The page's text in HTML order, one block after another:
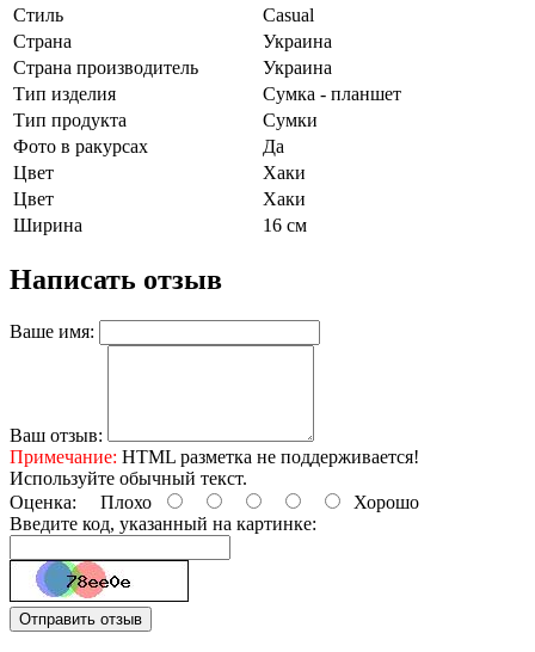
Стиль
Casual
Страна
Украина
Страна производитель
Украина
Тип изделия
Сумка - планшет
Тип продукта
Сумки
Фото в ракурсах
Да
Цвет
Хаки
Цвет
Хаки
Ширина
16 см
Написать отзыв
Ваше имя:
Ваш отзыв:
Примечание: HTML разметка не поддерживается!
Используйте обычный текст.
Оценка: Плохо
Хорошо
Введите код, указанный на картинке:
Отправить отзыв